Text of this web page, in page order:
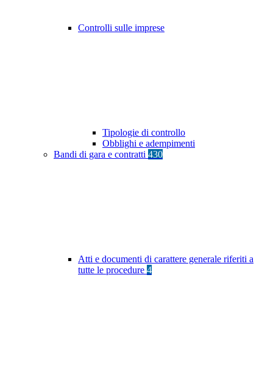
Controlli sulle imprese
Tipologie di controllo
Obblighi e adempimenti
Bandi di gara e contratti 430
Atti e documenti di carattere generale riferiti a
tutte le procedure 4